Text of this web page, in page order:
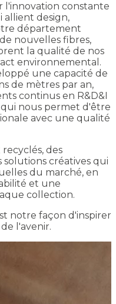
l'innovation constante
allient design,
département
nouvelles fibres,
la qualité de nos
environnemental.
une capacité de
de mètres par an,
continus en R&D&I
nous permet d'être
avec une qualité
des
solutions créatives qui
du marché, en
et une
collection.
notre façon d'inspirer
l'avenir.